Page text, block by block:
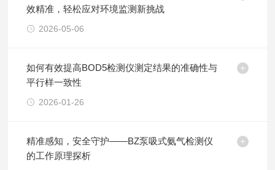
效精准，轻松应对环境监测新挑战
2026-05-06
如何有效提高BOD5检测仪测定结果的准确性与
平行样一致性
2026-01-26
精准感知，安全守护——BZ泵吸式氨气检测仪
的工作原理探析